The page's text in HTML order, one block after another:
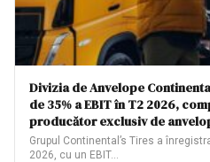
Divizia de Anvelope
de 35% a EBIT în T2 2026,
producător exclusiv de
Grupul Continental’s Tires a
2026, cu un EBIT…